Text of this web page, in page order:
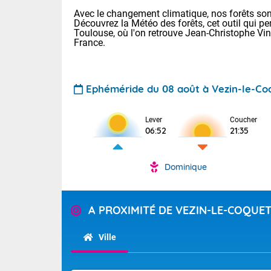
Au niveau
Avec le changement climatique, nos forêts
Découvrez la Météo des forêts, cet outil qui
Toulouse, où l'on retrouve Jean-Christophe
France.
Ephéméride du 08 août à Vezin-le-
Lever
06:52
Coucher
21:35
Dominique
A PROXIMITÉ DE VEZIN-LE-COQUET
Ville
Voici les
: 13/28 Paris
Clermont-Fd
Limoges :
Lille : 14/29
Très
(83), et